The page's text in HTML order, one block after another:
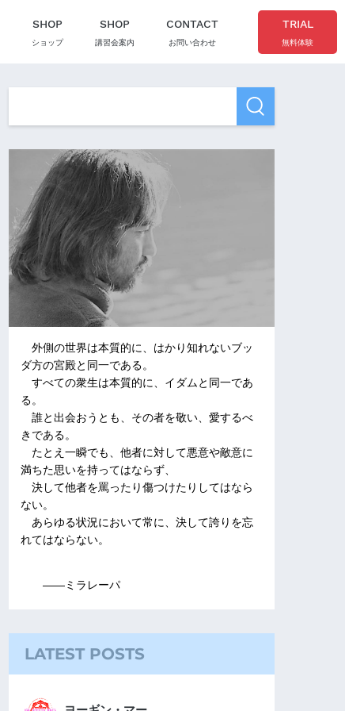
SHOP
ショップ
SHOP
講習会案内
CONTACT
お問い合わせ
TRIAL
無料体験
外側の世界は本質的に、はかり知れないブッ
ダ方の宮殿と同一である。
すべての衆生は本質的に、イダムと同一であ
る。
誰と出会おうとも、その者を敬い、愛するべ
きである。
たとえ一瞬でも、他者に対して悪意や敵意に
満ちた思いを持ってはならず、
決して他者を罵ったり傷つけたりしてはなら
ない。
あらゆる状況において常に、決して誇りを忘
れてはならない。
――ミラレーパ
LATEST POSTS